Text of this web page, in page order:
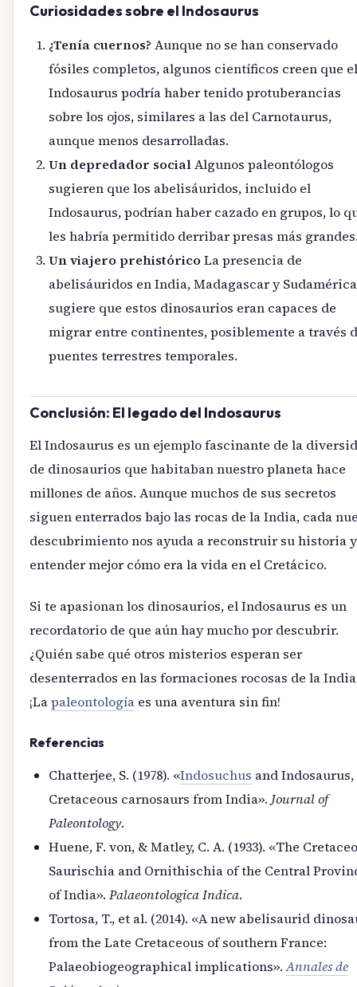
Curiosidades sobre el Indosaurus
¿Tenía cuernos? Aunque no se han conservado
fósiles completos, algunos científicos creen que el
Indosaurus podría haber tenido protuberancias
sobre los ojos, similares a las del Carnotaurus,
aunque menos desarrolladas.
Un depredador socialAlgunos paleontólogos
sugieren que los abelisáuridos, incluido el
Indosaurus, podrían haber cazado en grupos, lo
les habría permitido derribar presas más
Un viajero prehistórico La presencia de
abelisáuridos en India, Madagascar y Sudamérica
sugiere que estos dinosaurios eran capaces de
migrar entre continentes, posiblemente a través
puentes terrestres temporales.
Conclusión: El legado del Indosaurus
El Indosaurus es un ejemplo fascinante de la
de dinosaurios que habitaban nuestro planeta hace
millones de años. Aunque muchos de sus secretos
siguen enterrados bajo las rocas de la India, cada
descubrimiento nos ayuda a reconstruir su historia
entender mejor cómo era la vida en el Cretácico.
Si te apasionan los dinosaurios, el Indosaurus es un
recordatorio de que aún hay mucho por descubrir.
¿Quién sabe qué otros misterios esperan ser
desenterrados en las formaciones rocosas de la
¡Lapaleontología es una aventura sin fin!
Referencias
Chatterjee, S. (1978). «Indosuchus and Indosaurus,
Cretaceous carnosaurs from India». Journal of
Paleontology.
Huene, F. von, & Matley, C. A. (1933). «The
Saurischia and Ornithischia of the Central
of India». Palaeontologica Indica.
Tortosa, T., et al. (2014). «A new abelisaurid
from the Late Cretaceous of southern France:
Palaeobiogeographical implications».Annales de